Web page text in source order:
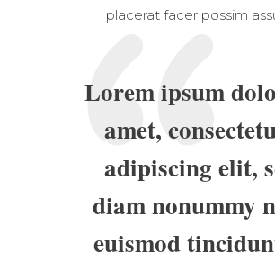
placerat facer possim
Lorem ipsum
amet,
adipiscing elit,
diam nonummy
euismod